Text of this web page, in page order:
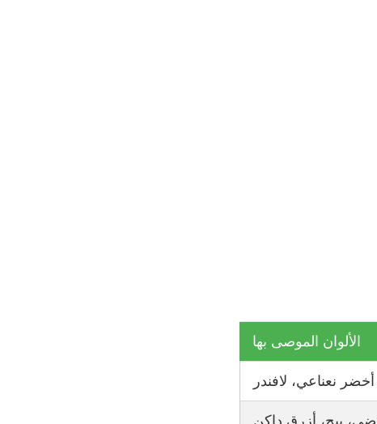
الألوان الموصى بها
نعناعي، لافندر